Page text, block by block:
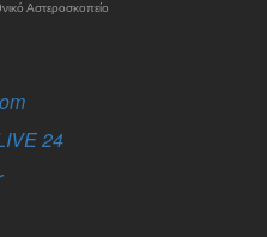
Αστεροσκοπείο
24